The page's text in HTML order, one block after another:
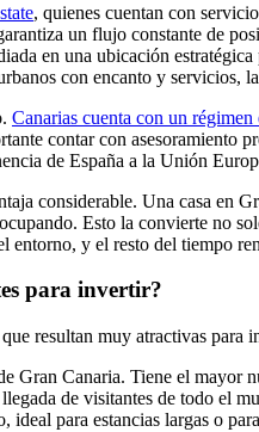
, quienes cuentan con
un flujo constante de
en una ubicación
con encanto y
Canarias cuenta con un
contar con asesoramiento
de España a la Unión
considerable. Una casa en
Esto la convierte no
entorno, y el resto del tiempo
para invertir?
resultan muy atractivas
Gran Canaria. Tiene el
de visitantes de todo el
para estancias largas o